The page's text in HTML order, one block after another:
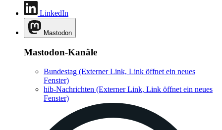
LinkedIn
Mastodon
Mastodon-Kanäle
Bundestag (Externer Link, Link öffnet ein neues
Fenster)
hib-Nachrichten (Externer Link, Link öffnet ein neues
Fenster)